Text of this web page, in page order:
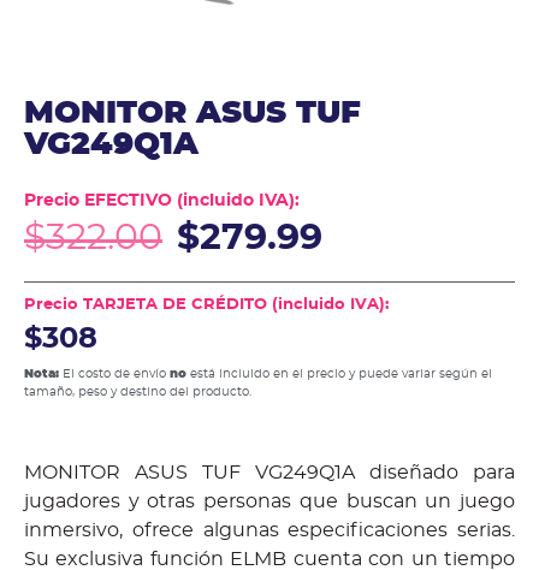
MONITOR ASUS TUF
VG249Q1A
Precio EFECTIVO (incluido IVA):
$322.00 $279.99
Precio TARJETA DE CRÉDITO (incluido IVA):
$308
Nota: El costo de envío no está incluido en el precio y puede variar según el
tamaño, peso y destino del producto.
MONITOR ASUS TUF VG249Q1A diseñado para
jugadores y otras personas que buscan un juego
inmersivo, ofrece algunas especificaciones serias.
Su exclusiva función ELMB cuenta con un tiempo